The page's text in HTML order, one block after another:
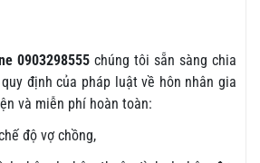
0903298555 chúng tôi sẵn sàng chia
định của pháp luật về hôn nhân gia
và miễn phí hoàn toàn:
độ vợ chồng,